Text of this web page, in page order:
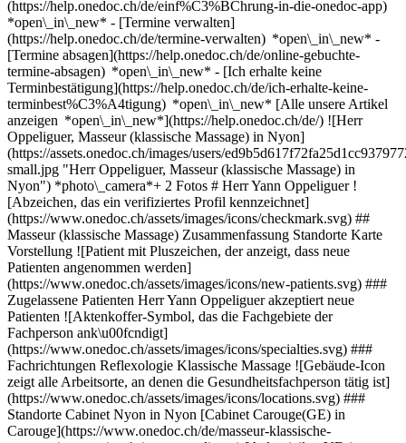
(https://help.onedoc.ch/de/einf%C3%BChrung-in-die-onedoc-app)
*open\_in\_new* - [Termine verwalten]
(https://help.onedoc.ch/de/termine-verwalten) *open\_in\_new* -
[Termine absagen](https://help.onedoc.ch/de/online-gebuchte-
termine-absagen) *open\_in\_new* - [Ich erhalte keine
Terminbestätigung](https://help.onedoc.ch/de/ich-erhalte-keine-
terminbest%C3%A4tigung) *open\_in\_new* [Alle unsere Artikel
anzeigen *open\_in\_new*](https://help.onedoc.ch/de/) ![Herr
Oppeliguer, Masseur (klassische Massage) in Nyon]
(https://assets.onedoc.ch/images/users/
small.jpg "Herr Oppeliguer, Masseur (klassische Massage) in
Nyon") *photo\_camera*+ 2 Fotos # Herr Yann Oppeliguer !
[Abzeichen, das ein verifiziertes Profil kennzeichnet]
(https://www.onedoc.ch/assets/images/icons/checkmark.svg) ##
Masseur (klassische Massage) Zusammenfassung Standorte Karte
Vorstellung ![Patient mit Pluszeichen, der anzeigt, dass neue
Patienten angenommen werden]
(https://www.onedoc.ch/assets/images/icons/new-patients.svg) ###
Zugelassene Patienten Herr Yann Oppeliguer akzeptiert neue
Patienten ![Aktenkoffer-Symbol, das die Fachgebiete der
Fachperson ank\u00fcndigt]
(https://www.onedoc.ch/assets/images/icons/specialties.svg) ###
Fachrichtungen Reflexologie Klassische Massage ![Gebäude-Icon
zeigt alle Arbeitsorte, an denen die Gesundheitsfachperson tätig ist]
(https://www.onedoc.ch/assets/images/icons/locations.svg) ###
Standorte Cabinet Nyon in Nyon [Cabinet Carouge(GE) in
Carouge](https://www.onedoc.ch/de/masseur-klassische-